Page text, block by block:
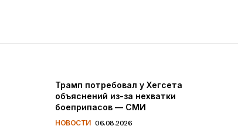
Трамп потребовал у Хегсета
объяснений из-за нехватки
боеприпасов — СМИ
НОВОСТИ 06.08.2026